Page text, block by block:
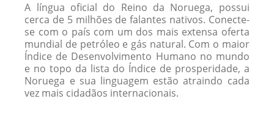
A língua oficial do Reino da Noruega, possui
cerca de 5 milhões de falantes nativos. Conecte-
se com o país com um dos mais extensa oferta
mundial de petróleo e gás natural. Com o maior
Índice de Desenvolvimento Humano no mundo
e no topo da lista do Índice de prosperidade, a
Noruega e sua linguagem estão atraindo cada
vez mais cidadãos internacionais.